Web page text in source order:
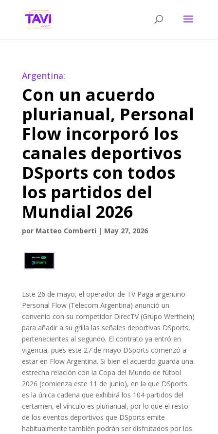
Argentina:
Con un acuerdo
plurianual, Personal
Flow incorporó los
canales deportivos
DSports con todos
los partidos del
Mundial 2026
por Matteo Comberti | May 27, 2026
Este 26 de mayo, el operador de TV Paga argentino
Personal Flow (Telecom Argentina) anunció un
convenio con su competidor DirecTV (Grupo Werthein)
para añadir a su grilla las señales deportivas DSports,
pertenecientes al segundo. El contrato ya entró en
vigencia, pues este 27 de mayo DSports comenzó a
estar en Flow Argentina. Si bien el acuerdo guarda una
estrecha relación con la Copa del Mundo de fútbol
2026 (comienza este 11 de junio), en la que DSports
es la única cadena que exhibirá los 104 partidos del
certamen, el vínculo es plurianual, por lo que el resto
de los eventos deportivos que DSports emite
habitualmente también podrán ser disfrutados por los